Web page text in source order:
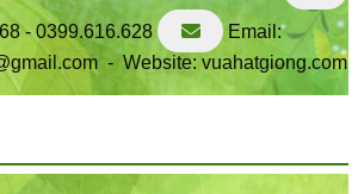
- 0399.616.628
Email:
- Website: vuahatgiong.com